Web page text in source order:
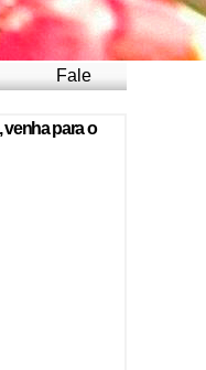
Fale
venha para o